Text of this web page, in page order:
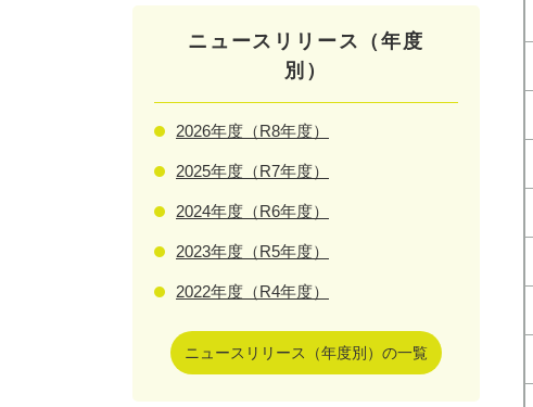
ニュースリリース（年度
別）
2026年度（R8年度）
2025年度（R7年度）
2024年度（R6年度）
2023年度（R5年度）
2022年度（R4年度）
ニュースリリース（年度別）の一覧